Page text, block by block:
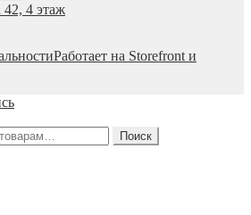
42, 4 этаж
Работает на Storefront и
Поиск